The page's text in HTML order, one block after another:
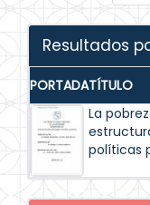
Resultados
PORTADATÍTULO
La
políticas